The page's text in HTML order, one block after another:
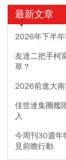
最新文章
2026年下半
友達二把手柯
草？
2026前進大
佳世達集團艦
入
今周刊30週年
見前瞻行動